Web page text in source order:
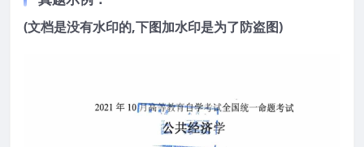
(文档是没有水印的,下图加水印是为了防盗图)